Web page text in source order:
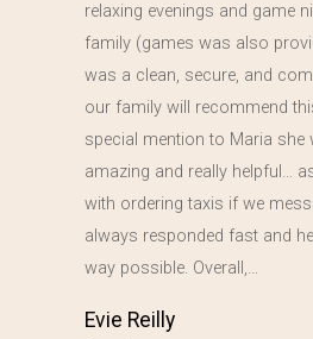
relaxing evenings and game
family (games was also
was a clean, secure, and
our family will recommend
special mention to Maria she
amazing and really helpful…
with ordering taxis if we
always responded fast and
way possible. Overall,…
Evie Reilly